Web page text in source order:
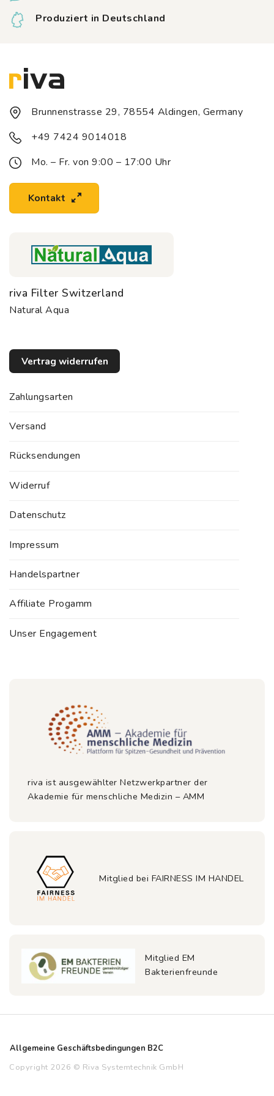
Produziert in Deutschland
Brunnenstrasse 29, 78554 Aldingen, Germany
+49 7424 9014018
Mo. – Fr. von 9:00 – 17:00 Uhr
Kontakt
riva Filter Switzerland
Natural Aqua
Vertrag widerrufen
Zahlungsarten
Versand
Rücksendungen
Widerruf
Datenschutz
Impressum
Handelspartner
Affiliate Progamm
Unser Engagement
riva ist ausgewählter Netzwerkpartner der
Akademie für menschliche Medizin – AMM
Mitglied bei FAIRNESS IM HANDEL
Mitglied EM
Bakterienfreunde
Allgemeine Geschäftsbedingungen B2C
Copyright 2026 © Riva Systemtechnik GmbH